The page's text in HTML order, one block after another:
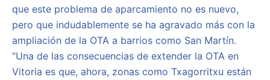
que este problema de aparcamiento no es nuevo,
pero que indudablemente se ha agravado más con la
ampliación de la OTA a barrios como San Martín.
“Una de las consecuencias de extender la OTA en
Vitoria es que, ahora, zonas como Txagorritxu están